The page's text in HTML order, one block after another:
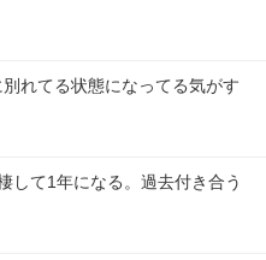
れてる状態になってる気がす
して1年になる。過去付き合う